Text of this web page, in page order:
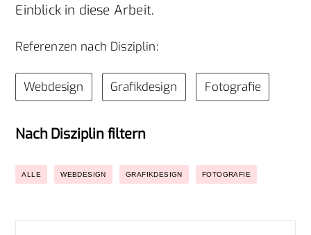
Einblick in diese Arbeit.
Referenzen nach Disziplin:
Webdesign Grafikdesign Fotografie
Nach Disziplin filtern
ALLE WEBDESIGN GRAFIKDESIGN FOTOGRAFIE